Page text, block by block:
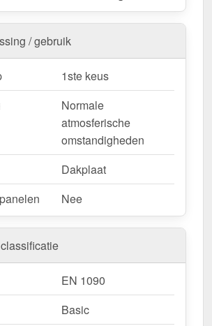
een snelle levering!
van herroepingsrecht uitgezonderd
/ gebruik
1ste keus
Normale
atmosferische
omstandigheden
Dakplaat
Nee
EN 1090
Basic